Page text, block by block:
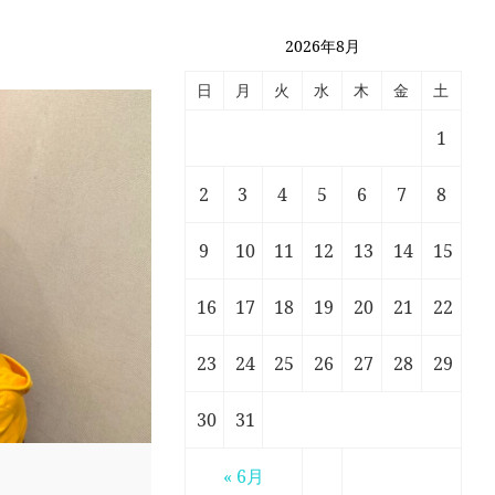
2026年8月
日 月 火 水 木 金 土
« 6月
1
2 3 4 5 6 7 8
9 10 11 12 13 14 15
16 17 18 19 20 21 22
23 24 25 26 27 28 29
30 31